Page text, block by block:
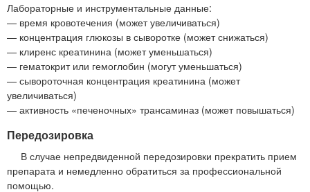
Лабораторные и инструментальные данные:
— время кровотечения (может увеличиваться)
— концентрация глюкозы в сыворотке (может снижаться)
— клиренс креатинина (может уменьшаться)
— гематокрит или гемоглобин (могут уменьшаться)
— сывороточная концентрация креатинина (может
увеличиваться)
— активность «печеночных» трансаминаз (может повышаться)
Передозировка
В случае непредвиденной передозировки прекратить прием
препарата и немедленно обратиться за профессиональной
помощью.